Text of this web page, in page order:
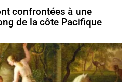
confrontées à une
de la côte Pacifique